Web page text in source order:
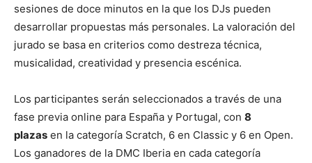
sesiones de doce minutos en la que los DJs pueden
desarrollar propuestas más personales. La valoración del
jurado se basa en criterios como destreza técnica,
musicalidad, creatividad y presencia escénica.
Los participantes serán seleccionados a través de una
fase previa online para España y Portugal, con 8
plazas en la categoría Scratch, 6 en Classic y 6 en Open.
Los ganadores de la DMC Iberia en cada categoría